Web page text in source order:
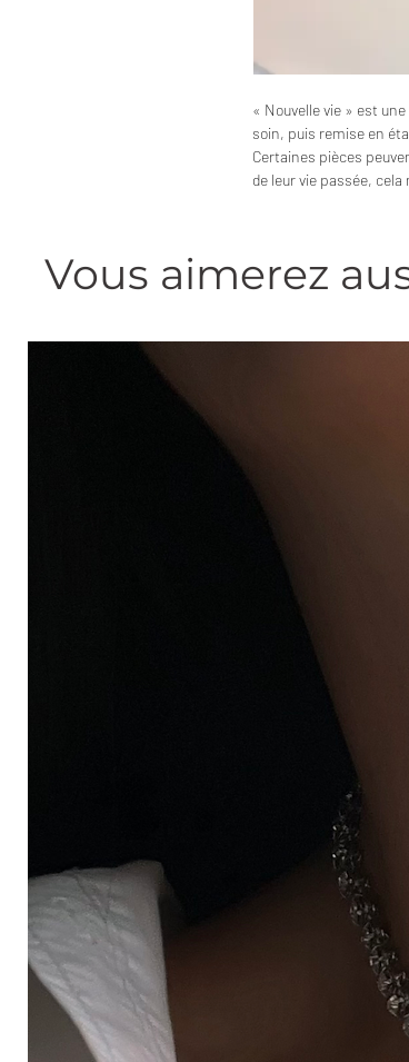
« Nouvelle vie » est
soin, puis remise en
Certaines pièces
de leur vie passée,
Vous aimerez